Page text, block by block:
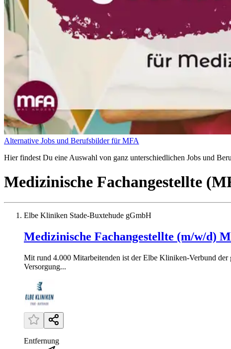
Alternative Jobs und Berufsbilder für MFA
Hier findest Du eine Auswahl von ganz unterschiedlichen Jobs und
Medizinische Fachangestellte
Elbe Kliniken Stade-Buxtehude gGmbH
Medizinische Fachangestellte (m/w/d)
Mit rund 4.000 Mitarbeitenden ist der Elbe Kliniken-Verbund
Versorgung...
Entfernung